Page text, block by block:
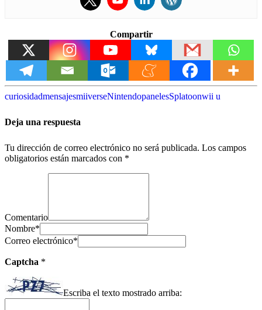
Compartir
curiosidadmensajesmiiverseNintendopanelesSplatoonwii u
Deja una respuesta
Tu dirección de correo electrónico no será publicada. Los campos
obligatorios están marcados con *
Comentario
Nombre*
Correo electrónico*
Captcha *
Escriba el texto mostrado arriba: